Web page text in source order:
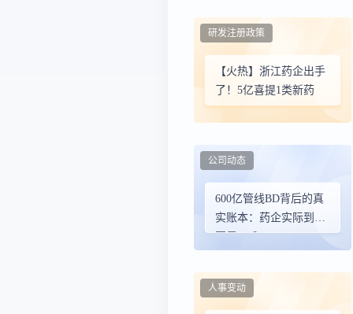
【火热】浙江药企出手
了！5亿喜提1类新药
研发注册政策
600亿管线BD背后的真
实账本：药企实际到手
不足5%？
公司动态
人事变动